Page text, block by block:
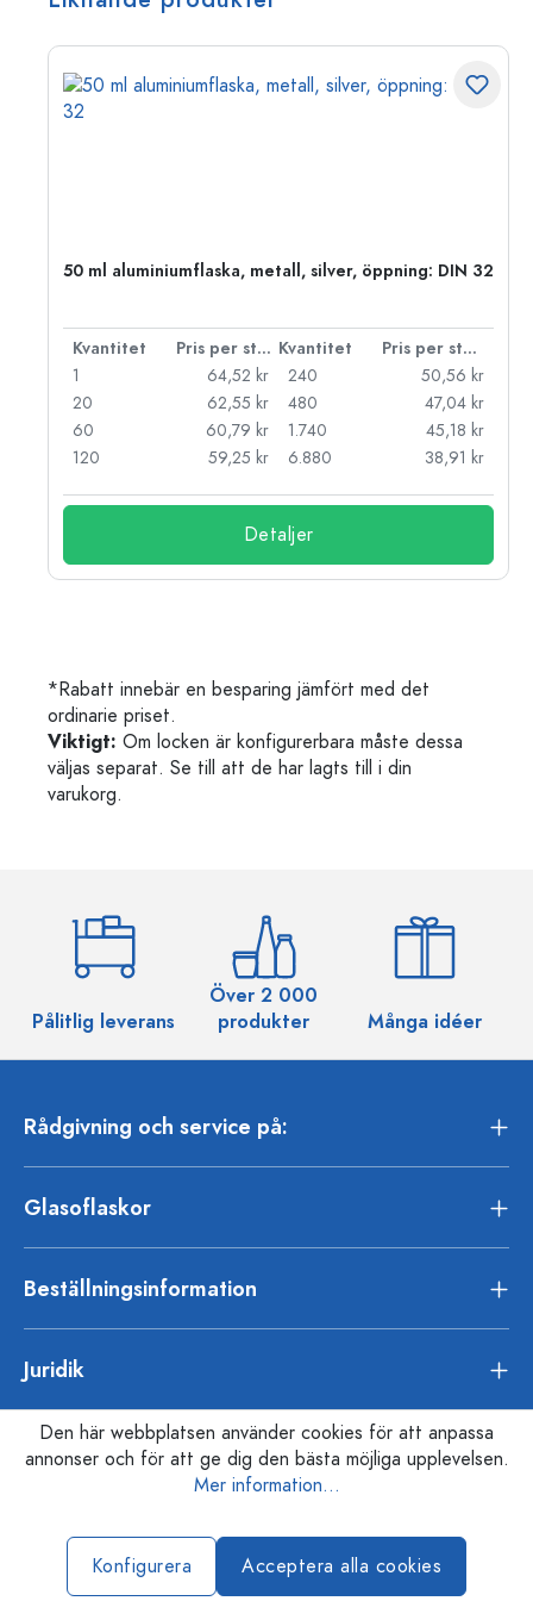
50 ml aluminiumflaska, metall, silver, öppning: DIN 32
Kvantitet Pris per styck Kvantitet
Pris per styck
1
64,52 kr
20
62,55 kr
60
60,79 kr
120
59,25 kr
240
50,56 kr
480
47,04 kr
1.740
45,18 kr
6.880
38,91 kr
Detaljer
*Rabatt innebär en besparing jämfört med det
ordinarie priset.
Viktigt: Om locken är konfigurerbara måste dessa
väljas separat. Se till att de har lagts till i din
varukorg.
Pålitlig leverans
Över 2 000
produkter
Många idéer
Rådgivning och service på:
Glasoflaskor
Beställningsinformation
Juridik
Den här webbplatsen använder cookies för att anpassa
annonser och för att ge dig den bästa möjliga upplevelsen.
Mer information...
Konfigurera Acceptera alla cookies